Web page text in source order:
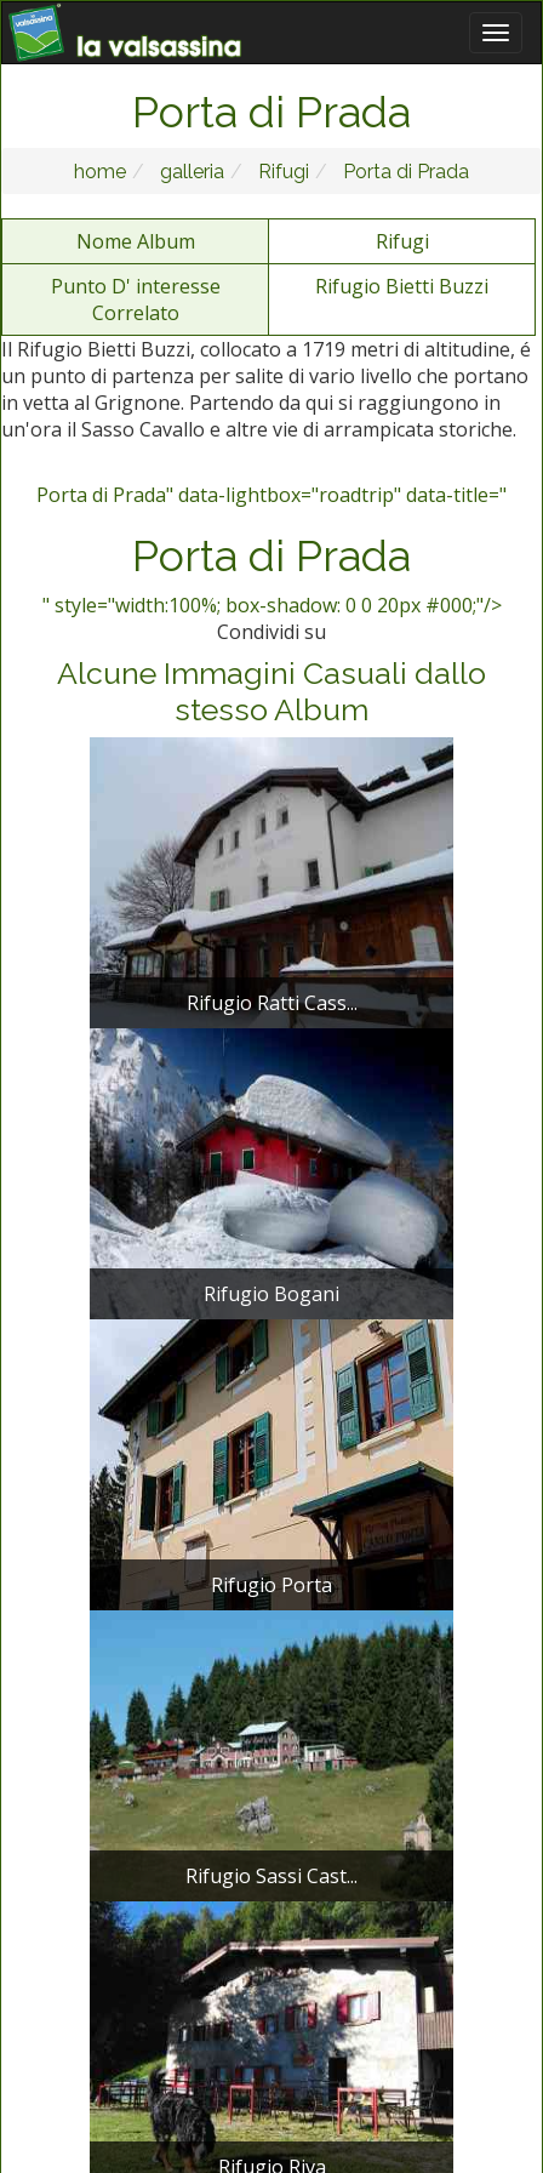
Porta di Prada
home galleria Rifugi Porta di Prada
Nome Album
Rifugi
Punto D' interesse
Correlato
Rifugio Bietti Buzzi
Il Rifugio Bietti Buzzi, collocato a 1719 metri di altitudine, é
un punto di partenza per salite di vario livello che portano
in vetta al Grignone. Partendo da qui si raggiungono in
un'ora il Sasso Cavallo e altre vie di arrampicata storiche.
Porta di Prada" data-lightbox="roadtrip" data-title="
Porta di Prada
" style="width:100%; box-shadow: 0 0 20px #000;"/>
Condividi su
Alcune Immagini Casuali dallo
stesso Album
Rifugio Ratti Cass...
Rifugio Bogani
Rifugio Porta
Rifugio Sassi Cast...
Rifugio Riva